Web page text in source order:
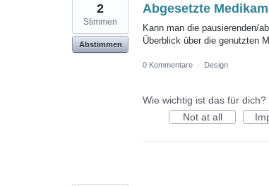
Abgesetzte
Kann man die pausierenden/
Überblick über die genutzten
2
Stimmen
Abstimmen
0 Kommentare · Design
Wie wichtig ist das für dich?
Not at all